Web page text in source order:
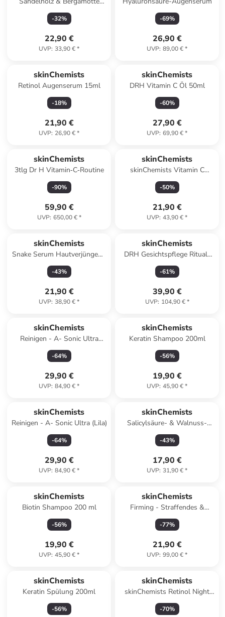
Kerze 200g
-32%
22,90 €
UVP: 33,90 €*
-69%
26,90 €
UVP: 89,00 €*
skinChemists
Retinol Augenserum 15ml
-18%
21,90 €
UVP: 26,90 €*
skinChemists
DRH Vitamin C Öl 50ml
-60%
27,90 €
UVP: 69,90 €*
skinChemists
3tlg Dr H Vitamin‑C‑Routine
-90%
59,90 €
UVP: 650,00 €*
skinChemists
skinChemists Vitamin C
Brightening Orange Mask
50ml
-50%
21,90 €
UVP: 43,90 €*
skinChemists
Snake Serum Hautverjüngend
Tagescreme 50 ml
-43%
21,90 €
UVP: 38,90 €*
skinChemists
DRH Gesichtspflege Ritual-
Set Aufhellung
-61%
39,90 €
UVP: 104,90 €*
skinChemists
Reinigen - A- Sonic Ultra
(Rosa)
-64%
29,90 €
UVP: 84,90 €*
skinChemists
Keratin Shampoo 200ml
-56%
19,90 €
UVP: 45,90 €*
skinChemists
Reinigen - A- Sonic Ultra (Lila)
-64%
29,90 €
UVP: 84,90 €*
skinChemists
Salicylsäure- & Walnuss-
Peeling
-43%
17,90 €
UVP: 31,90 €*
skinChemists
Biotin Shampoo 200 ml
-56%
19,90 €
UVP: 45,90 €*
skinChemists
Firming - Straffendes &
festigendes Serum 30ml mit
2% Relipidium
-77%
21,90 €
UVP: 99,00 €*
skinChemists
Keratin Spülung 200ml
-56%
skinChemists
skinChemists Retinol Night
Moisturizer mit SYN®-AKE
60ml
-70%